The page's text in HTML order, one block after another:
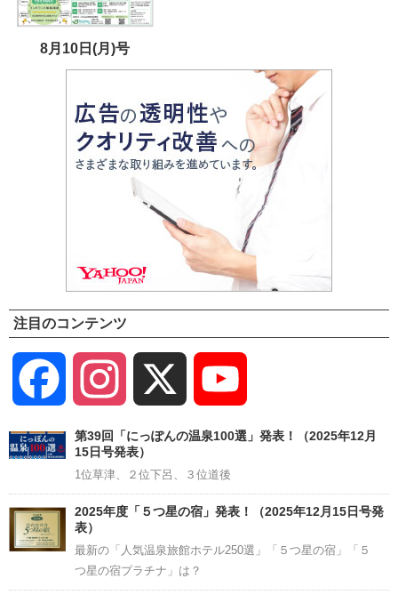
8月10日(月)号
注目のコンテンツ
Facebook Instagram
Channel
第39回「にっぽんの温泉100選」発表！（2025年12月
15日号発表）
1位草津、２位下呂、３位道後
2025年度「５つ星の宿」発表！（2025年12月15日号発
表）
最新の「人気温泉旅館ホテル250選」「５つ星の宿」「５
つ星の宿プラチナ」は？